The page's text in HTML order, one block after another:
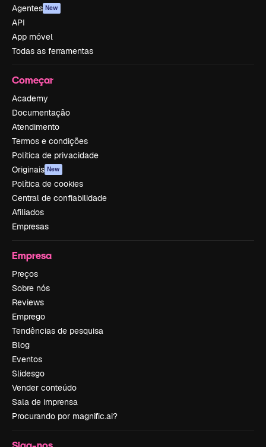
Agentes New
API
App móvel
Todas as ferramentas
Começar
Academy
Documentação
Atendimento
Termos e condições
Política de privacidade
Originais New
Política de cookies
Central de confiabilidade
Afiliados
Empresas
Empresa
Preços
Sobre nós
Reviews
Emprego
Tendências de pesquisa
Blog
Eventos
Slidesgo
Vender conteúdo
Sala de imprensa
Procurando por magnific.ai?